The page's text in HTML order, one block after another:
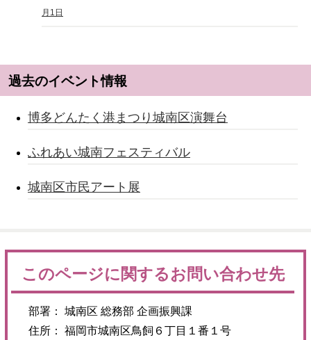
月1日
過去のイベント情報
博多どんたく港まつり城南区演舞台
ふれあい城南フェスティバル
城南区市民アート展
このページに関するお問い合わせ先
部署： 城南区 総務部 企画振興課
住所： 福岡市城南区鳥飼６丁目１番１号